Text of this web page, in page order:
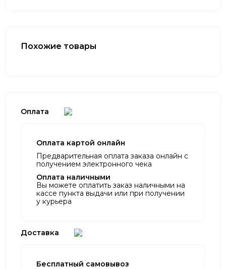
Похожие товары
Оплата
Оплата картой онлайн
Предварительная оплата заказа онлайн с
получением электронного чека
Оплата наличными
Вы можете оплатить заказ наличными на
кассе пункта выдачи или при получении
у курьера
Доставка
Бесплатный самовывоз